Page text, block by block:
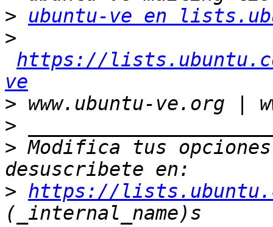
>
ubuntu-ve en
>
https://
ve
>
>
> Modifica tus
> https://